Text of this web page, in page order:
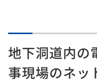
地下洞道内の
事現場のネッ